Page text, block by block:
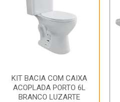
KIT BACIA COM CAIXA
ACOPLADA PORTO 6L
BRANCO LUZARTE